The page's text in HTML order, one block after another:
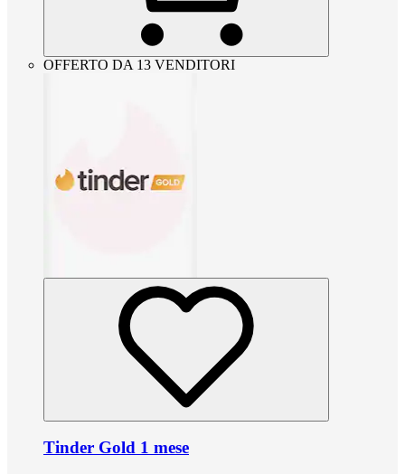
OFFERTO DA 13 VENDITORI
Tinder Gold 1 mese